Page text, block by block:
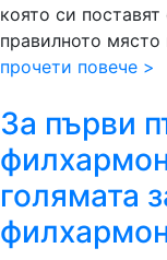
която си
правилното
прочети повече >
За първи
голямата